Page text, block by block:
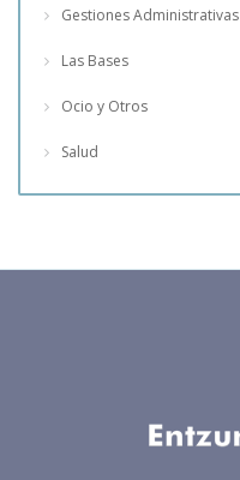
Gestiones Administrativas
Las Bases
Ocio y Otros
Salud